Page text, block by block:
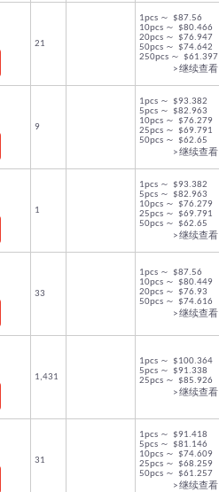
21
1pcs ～ $87.56
10pcs ～ $80.466
20pcs ～ $76.947
50pcs ～ $74.642
250pcs ～ $61.397
> 继续查看
9
1pcs ～ $93.382
5pcs ～ $82.963
10pcs ～ $76.279
25pcs ～ $69.791
50pcs ～ $62.65
> 继续查看
1
1pcs ～ $93.382
5pcs ～ $82.963
10pcs ～ $76.279
25pcs ～ $69.791
50pcs ～ $62.65
> 继续查看
33
1pcs ～ $87.56
10pcs ～ $80.449
20pcs ～ $76.93
50pcs ～ $74.616
> 继续查看
1,431
1pcs ～ $100.364
5pcs ～ $91.338
25pcs ～ $85.926
> 继续查看
31
1pcs ～ $91.418
5pcs ～ $81.146
10pcs ～ $74.609
25pcs ～ $68.259
50pcs ～ $61.257
> 继续查看